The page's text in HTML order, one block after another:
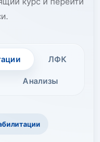
ЛФК
Анализы